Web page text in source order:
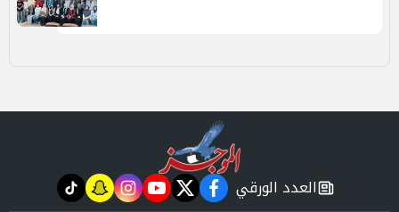
newspaper
العدد الورقي facebook
twitter
youtube
instagram
snapchat
tiktok